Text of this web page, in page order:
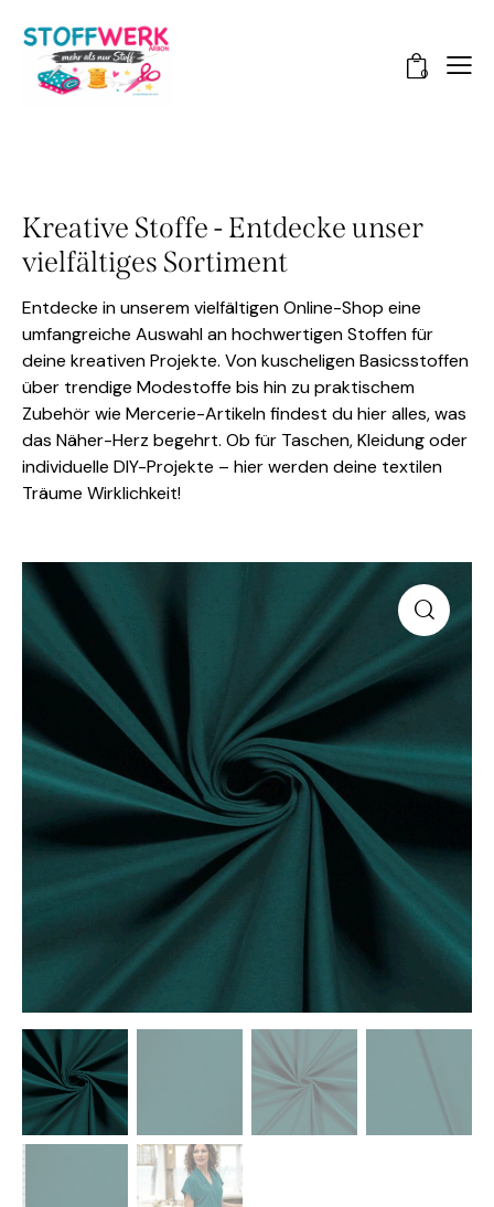
0
Kreative Stoffe - Entdecke unser
vielfältiges Sortiment
Entdecke in unserem vielfältigen Online-Shop eine
umfangreiche Auswahl an hochwertigen Stoffen für
deine kreativen Projekte. Von kuscheligen Basicsstoffen
über trendige Modestoffe bis hin zu praktischem
Zubehör wie Mercerie-Artikeln findest du hier alles, was
das Näher-Herz begehrt. Ob für Taschen, Kleidung oder
individuelle DIY-Projekte – hier werden deine textilen
Träume Wirklichkeit!